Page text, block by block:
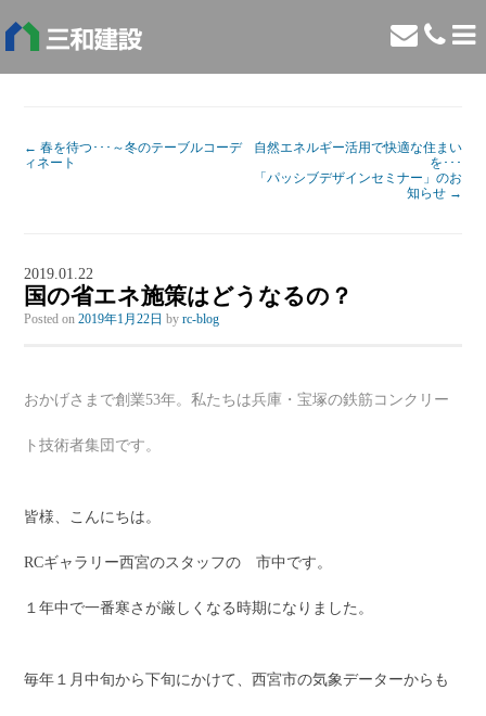
← 春を待つ･･･～冬のテーブルコーデ
ィネート
自然エネルギー活用で快適な住まい
を･･･
「パッシブデザインセミナー」のお
知らせ →
2019.01.22
国の省エネ施策はどうなるの？
Posted on2019年1月22日 byrc-blog
おかげさまで創業53年。私たちは兵庫・宝塚の鉄筋コンクリー
ト技術者集団です。
皆様、こんにちは。
RCギャラリー西宮のスタッフの 市中です。
１年中で一番寒さが厳しくなる時期になりました。
毎年１月中旬から下旬にかけて、西宮市の気象データーからも